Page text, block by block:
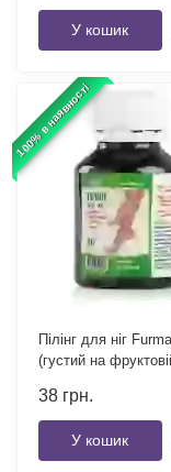
У кошик
100% в наявності
Пілінг для ніг
(густий на
38 грн.
У кошик